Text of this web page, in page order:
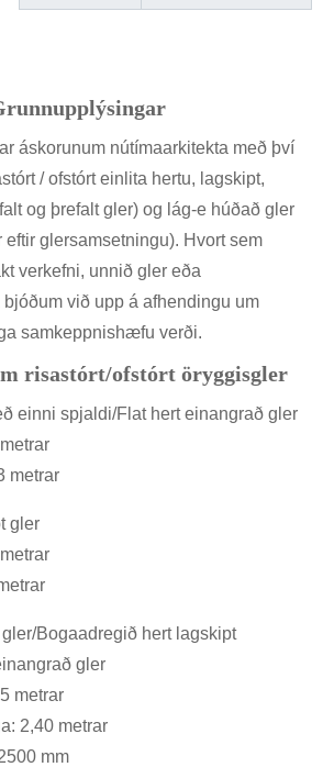
áskorunum nútímaarkitekta með því
/ ofstórt einlita hertu, lagskipt,
og þrefalt gler) og lág-e húðað gler
eftir glersamsetningu). Hvort sem
verkefni, unnið gler eða
við upp á afhendingu um
samkeppnishæfu verði.
risastórt/ofstórt öryggisgler
einni spjaldi/Flat hert einangrað gler
metrar
gler
Bogaadregið hert lagskipt
gler
metrar
2,40 metrar
mm